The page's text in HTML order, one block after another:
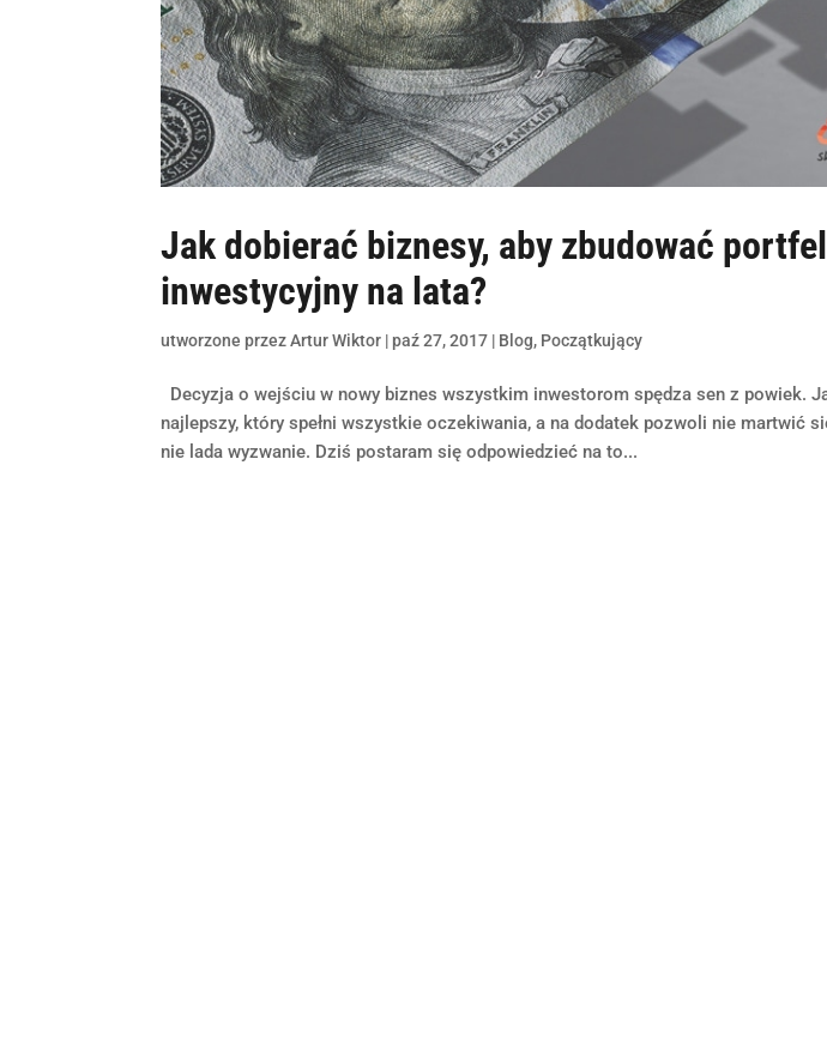
Jak dobierać biznesy, aby zbudować portfel
inwestycyjny na lata?
utworzone przezArtur Wiktor | paź 27, 2017 | Blog, Początkujący
Decyzja o wejściu w nowy biznes wszystkim inwestorom spędza sen z powiek.
najlepszy, który spełni wszystkie oczekiwania, a na dodatek pozwoli nie martwić
nie lada wyzwanie. Dziś postaram się odpowiedzieć na to...